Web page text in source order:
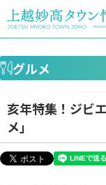
グルメ
亥年特集！ジビ
メ」